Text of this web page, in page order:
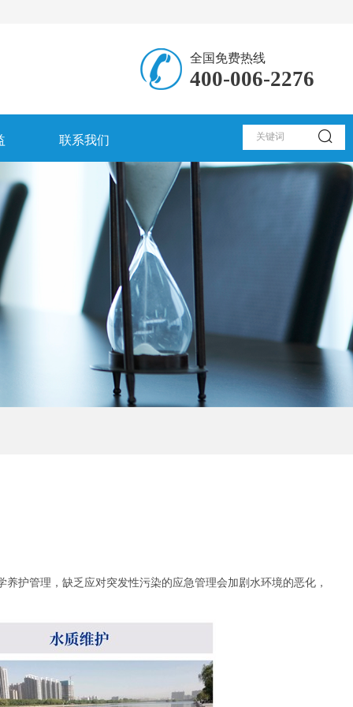
全国免费热线
400-006-2276
联系我们
护管理，缺乏应对突发性污染的应急管理会加剧水环境的恶化，